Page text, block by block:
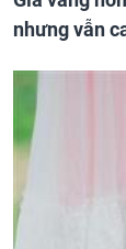
nhưng vẫn